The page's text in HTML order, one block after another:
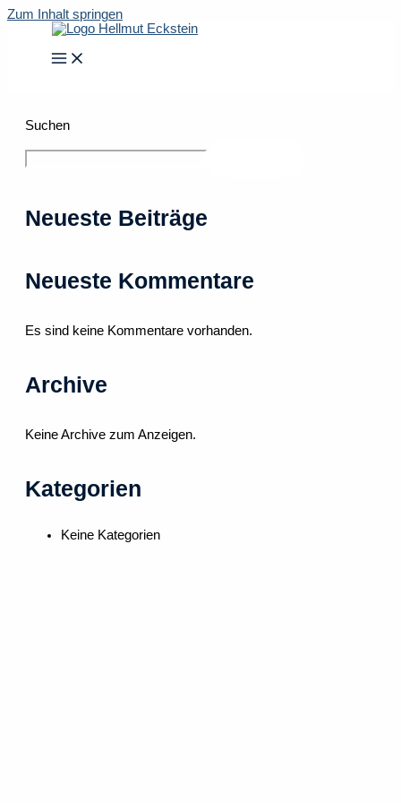
Zum Inhalt springen
Suchen
Neueste Beiträge
Neueste Kommentare
Es sind keine Kommentare vorhanden.
Archive
Keine Archive zum Anzeigen.
Kategorien
Keine Kategorien